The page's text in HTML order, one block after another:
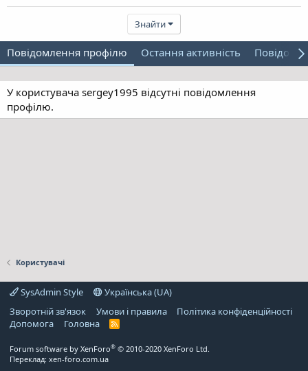
Знайти
Повідомлення профілю Остання активність
У користувача sergey1995 відсутні повідомлення
профілю.
Користувачі
SysAdmin Style
Українська (UA)
Зворотній зв'язок
Умови і правила
Політика конфіденційності
Дoпoмoга
Головна
R
Forum software by XenForo® © 2010-2020 XenForo Ltd.
Переклад: xen-foro.com.ua